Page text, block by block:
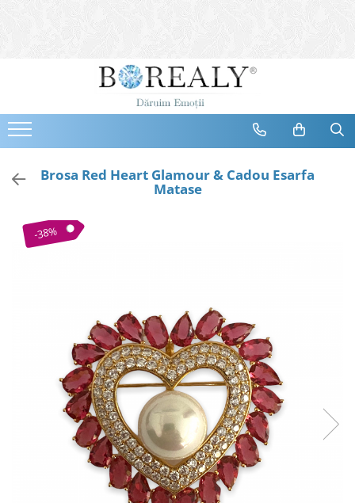
Bijuterii
Cercei
Bratari
Coliere
Tiare
Bijuterii Mirese
Cele mai noi
Cele mai vandute
Cele mai votate
Brosa Red Heart Glamour & Cadou Esarfa
Matase
-38%